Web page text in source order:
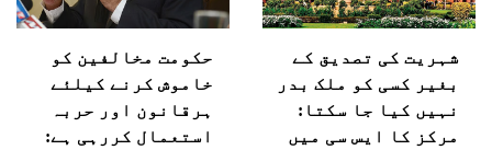
شہریت کی تصدیق کے
بغیر کسی کو ملک بدر
نہیں کیا جا سکتا:
مرکز کا ایس سی میں
حکومت مخالفین کو
خاموش کرنے کیلئے
ہرقانون اور حربہ
استعمال کررہی ہے: